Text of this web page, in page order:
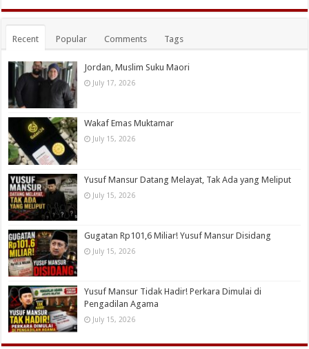
Recent Popular Comments Tags
Jordan, Muslim Suku Maori
July 17, 2026
Wakaf Emas Muktamar
July 15, 2026
Yusuf Mansur Datang Melayat, Tak Ada yang Meliput
July 15, 2026
Gugatan Rp101,6 Miliar! Yusuf Mansur Disidang
July 15, 2026
Yusuf Mansur Tidak Hadir! Perkara Dimulai di
Pengadilan Agama
July 15, 2026